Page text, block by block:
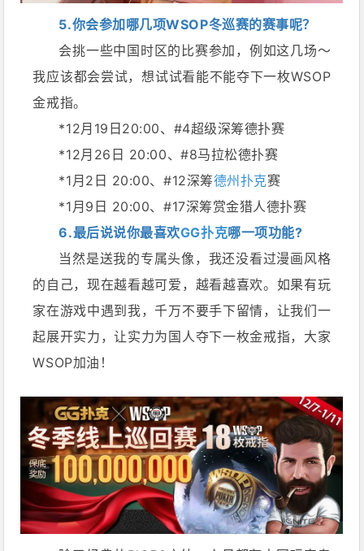
5.你会参加哪几项WSOP冬巡赛的赛事呢？
会挑一些中国时区的比赛参加，例如这几场～
我应该都会尝试，想试试看能不能夺下一枚WSOP
金戒指。
*12月19日20:00、#4超级深筹德扑赛
*12月26日 20:00、#8马拉松德扑赛
*1月2日 20:00、#12深筹德州扑克赛
*1月9日 20:00、#17深筹赏金猎人德扑赛
6.最后说说你最喜欢GG扑克哪一项功能?
当然是送我的专属头像，我还没看过漫画风格
的自己，现在越看越可爱，越看越喜欢。如果有玩
家在游戏中遇到我，千万不要手下留情，让我们一
起展开实力，让实力为国人夺下一枚金戒指，大家
WSOP加油！